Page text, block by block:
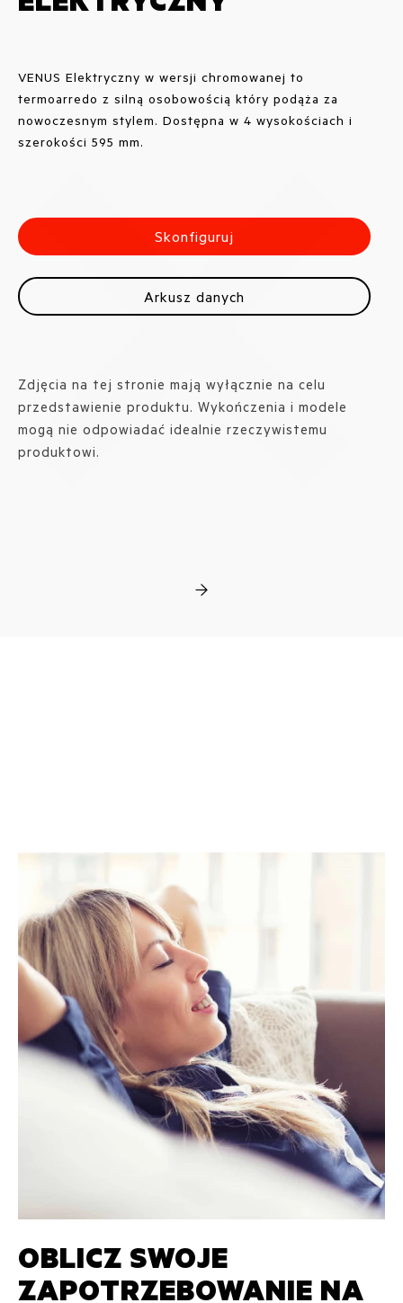
VENUS Elektryczny w wersji chromowanej to
termoarredo z silną osobowością który podąża za
nowoczesnym stylem. Dostępna w 4 wysokościach i
szerokości 595 mm.
Skonfiguruj
Arkusz danych
Zdjęcia na tej stronie mają wyłącznie na celu
przedstawienie produktu. Wykończenia i modele
mogą nie odpowiadać idealnie rzeczywistemu
produktowi.
OBLICZ SWOJE
ZAPOTRZEBOWANIE NA